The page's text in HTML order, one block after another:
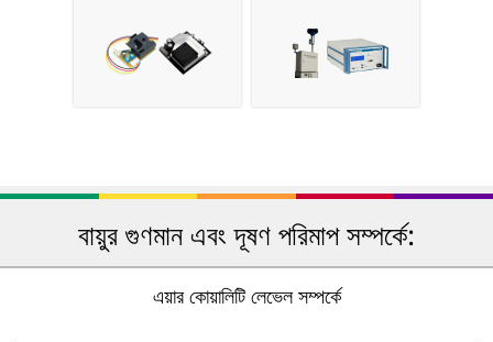
বায়ুর গুণমান এবং দূষণ পরিমাপ সম্পর্কে:
এয়ার কোয়ালিটি লেভেল সম্পর্কে